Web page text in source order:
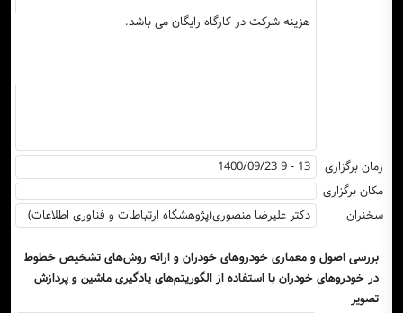
هزینه شرکت در کارگاه رایگان می باشد.
زمان برگزاری
1400/09/23 9 - 13
مکان برگزاری
سخنران
دکتر علیرضا منصوری(پژوهشگاه ارتباطات و فناوری اطلاعات)
بررسی اصول و معماری خودروهای خودران و ارائه روش‌های تشخیص خطوط
در خودروهای خودران با استفاده از الگوریتم‌های یادگیری ماشین و پردازش
تصویر